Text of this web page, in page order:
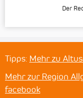
Der
Tipps: Mehr zu
Mehr zur Region
facebook